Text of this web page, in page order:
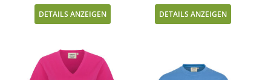
DETAILS ANZEIGEN DETAILS ANZEIGEN